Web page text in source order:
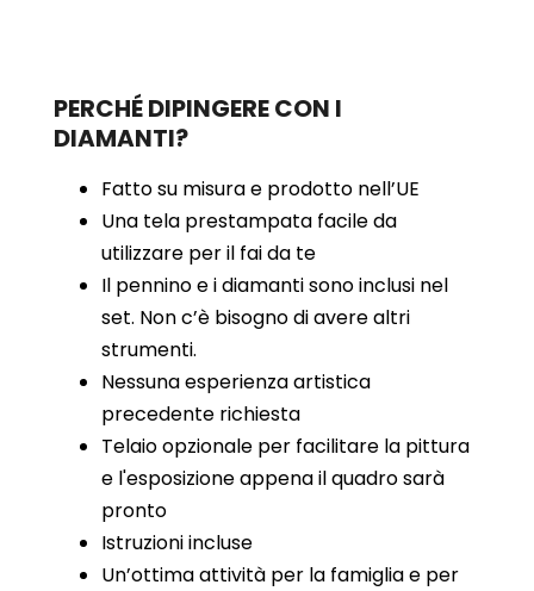
PERCHÉ DIPINGERE CON I
DIAMANTI?
Fatto su misura e prodotto nell’UE
Una tela prestampata facile da
utilizzare per il fai da te
Il pennino e i diamanti sono inclusi nel
set. Non c’è bisogno di avere altri
strumenti.
Nessuna esperienza artistica
precedente richiesta
Telaio opzionale per facilitare la pittura
e l'esposizione appena il quadro sarà
pronto
Istruzioni incluse
Un’ottima attività per la famiglia e per